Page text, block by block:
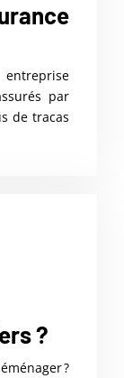
par
de tracas
?
?